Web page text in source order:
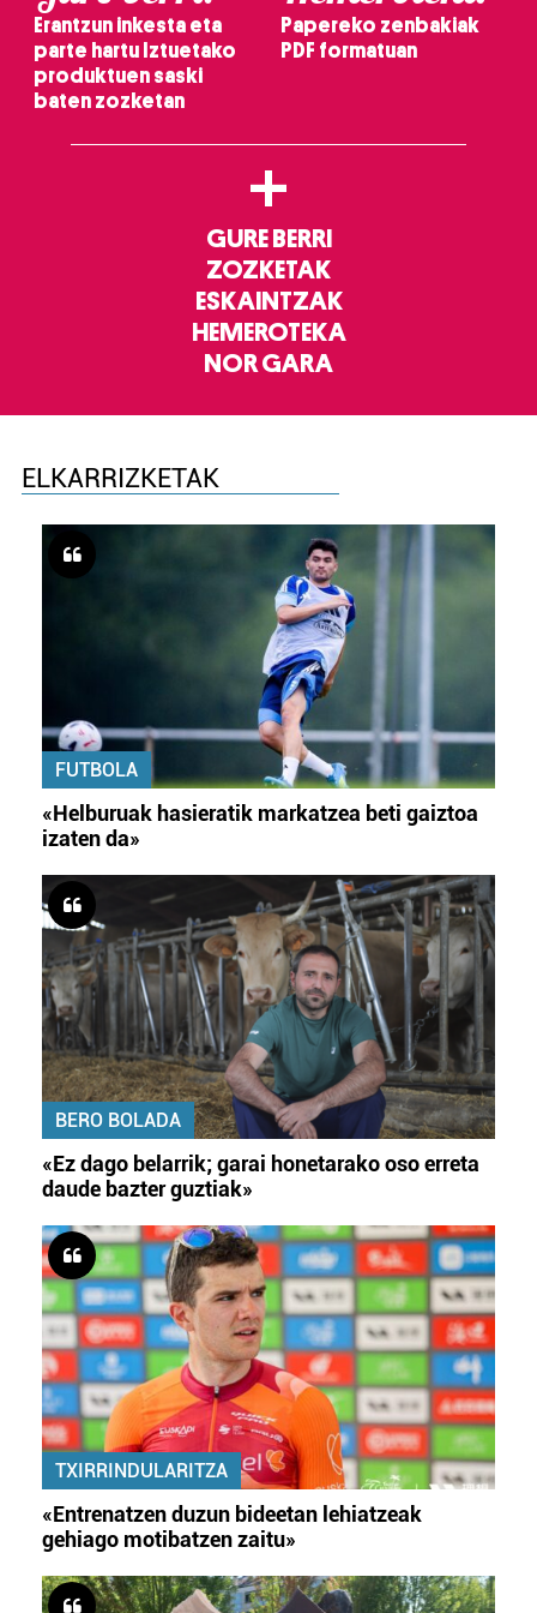
Erantzun inkesta eta
parte hartu Iztuetako
produktuen saski
baten zozketan
Papereko zenbakiak
PDF formatuan
+
GURE BERRI
ZOZKETAK
ESKAINTZAK
HEMEROTEKA
NOR GARA
ELKARRIZKETAK
FUTBOLA
«Helburuak hasieratik markatzea beti gaiztoa
izaten da»
BERO BOLADA
«Ez dago belarrik; garai honetarako oso erreta
daude bazter guztiak»
TXIRRINDULARITZA
«Entrenatzen duzun bideetan lehiatzeak
gehiago motibatzen zaitu»